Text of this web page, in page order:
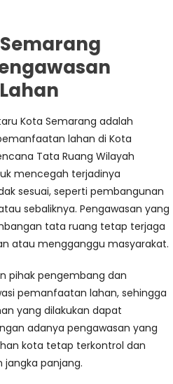
Kota Semarang adalah
lahan di Kota
Tata Ruang Wilayah
mencegah terjadinya
sesuai, seperti pembangunan
sebaliknya. Pengawasan yang
tata ruang tetap terjaga
atau mengganggu masyarakat.
pihak pengembang dan
pemanfaatan lahan, sehingga
yang dilakukan dapat
adanya pengawasan yang
kota tetap terkontrol dan
jangka panjang.